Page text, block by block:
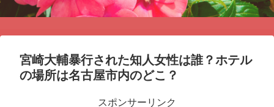
宮崎大輔暴行された知人女性は誰？ホテル
の場所は名古屋市内のどこ？
スポンサーリンク